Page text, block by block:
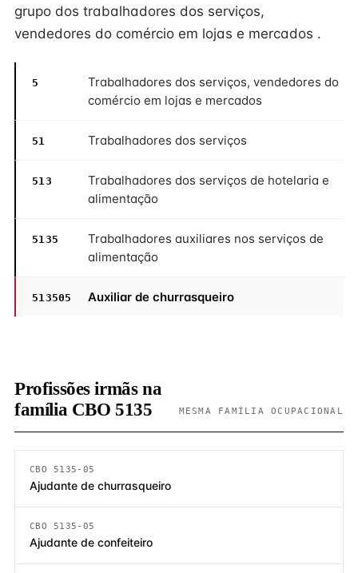
grupo dos trabalhadores dos serviços,
vendedores do comércio em lojas e mercados .
5
Trabalhadores dos serviços, vendedores do
comércio em lojas e mercados
51 Trabalhadores dos serviços
513
Trabalhadores dos serviços de hotelaria e
alimentação
5135
Trabalhadores auxiliares nos serviços de
alimentação
513505 Auxiliar de churrasqueiro
Profissões irmãs na
família CBO 5135
MESMA FAMÍLIA OCUPACIONAL
CBO 5135-05
Ajudante de churrasqueiro
CBO 5135-05
Ajudante de confeiteiro